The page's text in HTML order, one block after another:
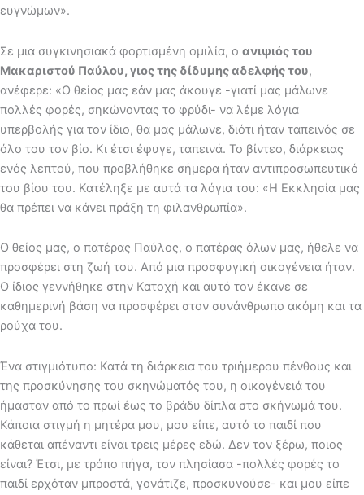
ευγνώμων».
Σε μια συγκινησιακά φορτισμένη ομιλία, ο ανιψιός του
Μακαριστού Παύλου, γιος της δίδυμης αδελφής του,
ανέφερε: «Ο θείος μας εάν μας άκουγε -γιατί μας μάλωνε
πολλές φορές, σηκώνοντας το φρύδι- να λέμε λόγια
υπερβολής για τον ίδιο, θα μας μάλωνε, διότι ήταν ταπεινός σε
όλο του τον βίο. Κι έτσι έφυγε, ταπεινά. Το βίντεο, διάρκειας
ενός λεπτού, που προβλήθηκε σήμερα ήταν αντιπροσωπευτικό
του βίου του. Κατέληξε με αυτά τα λόγια του: «Η Εκκλησία μας
θα πρέπει να κάνει πράξη τη φιλανθρωπία».
Ο θείος μας, ο πατέρας Παύλος, ο πατέρας όλων μας, ήθελε να
προσφέρει στη ζωή του. Από μια προσφυγική οικογένεια ήταν.
Ο ίδιος γεννήθηκε στην Κατοχή και αυτό τον έκανε σε
καθημερινή βάση να προσφέρει στον συνάνθρωπο ακόμη και τα
ρούχα του.
Ένα στιγμιότυπο: Κατά τη διάρκεια του τριήμερου πένθους και
της προσκύνησης του σκηνώματός του, η οικογένειά του
ήμασταν από το πρωί έως το βράδυ δίπλα στο σκήνωμά του.
Κάποια στιγμή η μητέρα μου, μου είπε, αυτό το παιδί που
κάθεται απέναντι είναι τρεις μέρες εδώ. Δεν τον ξέρω, ποιος
είναι? Έτσι, με τρόπο πήγα, τον πλησίασα -πολλές φορές το
παιδί ερχόταν μπροστά, γονάτιζε, προσκυνούσε- και μου είπε